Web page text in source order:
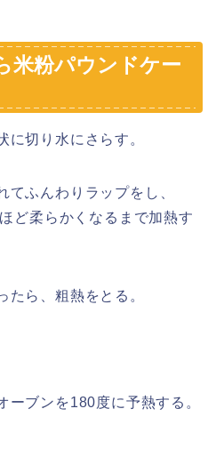
米粉パウンドケー
切り水にさらす。
てふんわりラップをし、
ど柔らかくなるまで加熱す
たら、粗熱をとる。
ーブンを180度に予熱する。